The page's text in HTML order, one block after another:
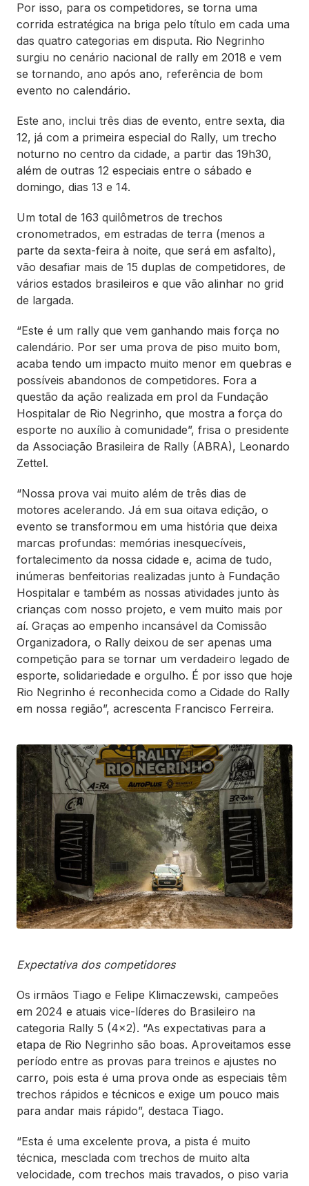
Por isso, para os competidores, se torna uma
corrida estratégica na briga pelo título em cada uma
das quatro categorias em disputa. Rio Negrinho
surgiu no cenário nacional de rally em 2018 e vem
se tornando, ano após ano, referência de bom
evento no calendário.
Este ano, inclui três dias de evento, entre sexta, dia
12, já com a primeira especial do Rally, um trecho
noturno no centro da cidade, a partir das 19h30,
além de outras 12 especiais entre o sábado e
domingo, dias 13 e 14.
Um total de 163 quilômetros de trechos
cronometrados, em estradas de terra (menos a
parte da sexta-feira à noite, que será em asfalto),
vão desafiar mais de 15 duplas de competidores, de
vários estados brasileiros e que vão alinhar no grid
de largada.
“Este é um rally que vem ganhando mais força no
calendário. Por ser uma prova de piso muito bom,
acaba tendo um impacto muito menor em quebras e
possíveis abandonos de competidores. Fora a
questão da ação realizada em prol da Fundação
Hospitalar de Rio Negrinho, que mostra a força do
esporte no auxílio à comunidade”, frisa o presidente
da Associação Brasileira de Rally (ABRA), Leonardo
Zettel.
“Nossa prova vai muito além de três dias de
motores acelerando. Já em sua oitava edição, o
evento se transformou em uma história que deixa
marcas profundas: memórias inesquecíveis,
fortalecimento da nossa cidade e, acima de tudo,
inúmeras benfeitorias realizadas junto à Fundação
Hospitalar e também as nossas atividades junto às
crianças com nosso projeto, e vem muito mais por
aí. Graças ao empenho incansável da Comissão
Organizadora, o Rally deixou de ser apenas uma
competição para se tornar um verdadeiro legado de
esporte, solidariedade e orgulho. É por isso que hoje
Rio Negrinho é reconhecida como a Cidade do Rally
em nossa região”, acrescenta Francisco Ferreira.
Expectativa dos competidores
Os irmãos Tiago e Felipe Klimaczewski, campeões
em 2024 e atuais vice-líderes do Brasileiro na
categoria Rally 5 (4x2). “As expectativas para a
etapa de Rio Negrinho são boas. Aproveitamos esse
período entre as provas para treinos e ajustes no
carro, pois esta é uma prova onde as especiais têm
trechos rápidos e técnicos e exige um pouco mais
para andar mais rápido”, destaca Tiago.
“Esta é uma excelente prova, a pista é muito
técnica, mesclada com trechos de muito alta
velocidade, com trechos mais travados, o piso varia